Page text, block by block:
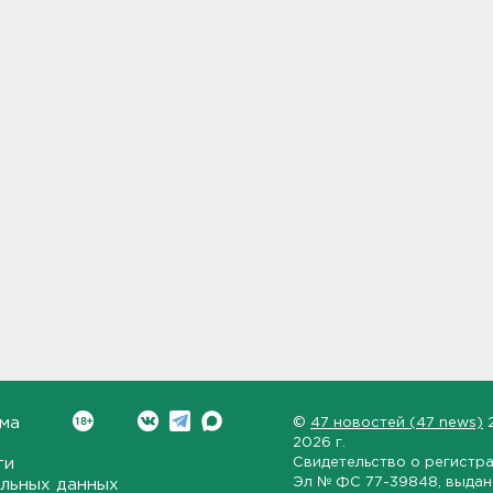
данных
© 47 новостей (47 news)
2026 г.
Свидетельство о
Эл № ФС 77-39848 ,